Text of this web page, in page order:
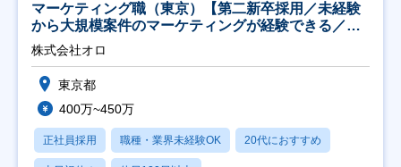
マーケティング職（東京）【第二新卒採用／未経験
から大規模案件のマーケティングが経験できる／研
修充実】
株式会社オロ
東京都
400万~450万
正社員採用 職種・業界未経験OK 20代におすすめ